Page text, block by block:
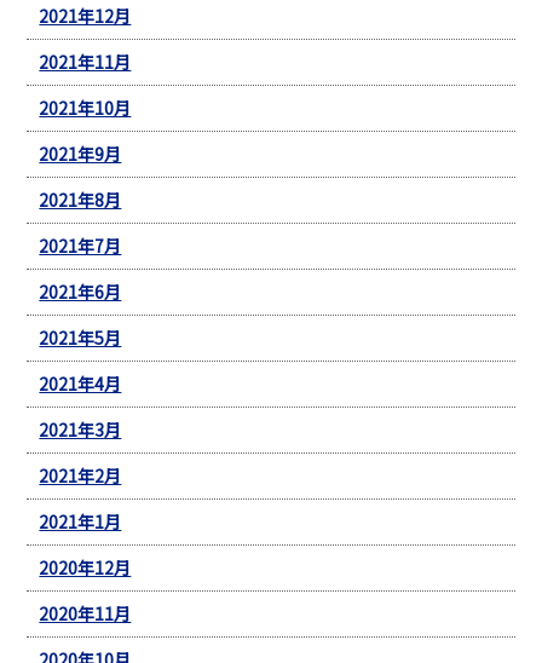
2021年12月
2021年11月
2021年10月
2021年9月
2021年8月
2021年7月
2021年6月
2021年5月
2021年4月
2021年3月
2021年2月
2021年1月
2020年12月
2020年11月